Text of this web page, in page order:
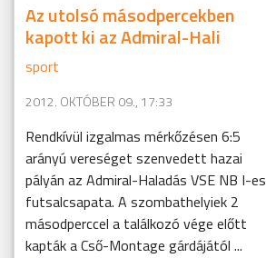
Az utolsó másodpercekben
kapott ki az Admiral-Hali
sport
2012. OKTÓBER 09., 17:33
Rendkívül izgalmas mérkőzésen 6:5
arányú vereséget szenvedett hazai
pályán az Admiral-Haladás VSE NB I-es
futsalcsapata. A szombathelyiek 2
másodperccel a találkozó vége előtt
kapták a Cső-Montage gárdájától ...